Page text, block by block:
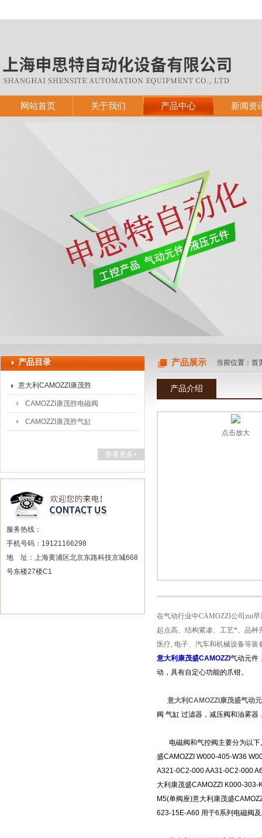
网站首页 关于我们 产品中心 新闻资
产品目录
意大利CAMOZZI康茂胜
CAMOZZI康茂胜电磁阀
CAMOZZI康茂胜气缸
查看更多+
服务热线：
手机号码：19121166298
地 址：上海黄浦区北京东路科技京城668
号东楼27楼C1
产品展示 当前位置： 首
产品介绍
点击放大
在气动行业中CAMOZZI公司zui
起点高、结构紧凑、工艺*、品种
医疗, 电子、汽车和机械设备等
意大利康茂盛CAMOZZI 气动元件
动，具有自定心功能的爪钳。
意大利CAMOZZI康茂盛气动
阀 气缸 过滤器，减压阀和油雾
电磁阀和气控阀主要分为以下
盛CAMOZZI W000-405-W36
A321-0C2-000 AA31-0C2-000
大利康茂盛CAMOZZI K000-
M5(单阀座)意大利康茂盛
623-15E-A60 用于6系列电磁阀